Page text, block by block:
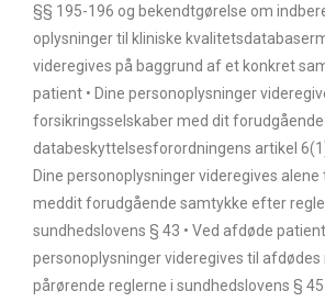
§§ 195-196 og bekendtgørelse om
oplysninger til kliniske
videregives på baggrund af et konkret
patient • Dine personoplysninger
forsikringsselskaber med dit forudgående
databeskyttelsesforordningens artikel
Dine personoplysninger videregives
meddit forudgående samtykke efter
sundhedslovens § 43 • Ved afdøde
personoplysninger videregives til
pårørende reglerne i sundhedslovens §